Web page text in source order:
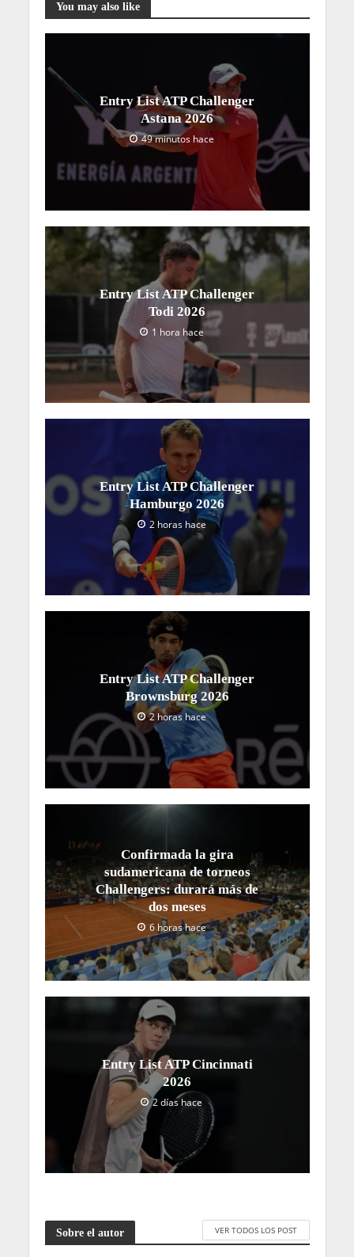
You may also like
Entry List ATP Challenger
Astana 2026
49 minutos hace
Entry List ATP Challenger
Todi 2026
1 hora hace
Entry List ATP Challenger
Hamburgo 2026
2 horas hace
Entry List ATP Challenger
Brownsburg 2026
2 horas hace
Confirmada la gira
sudamericana de torneos
Challengers: durará más de
dos meses
6 horas hace
Entry List ATP Cincinnati
2026
2 días hace
Sobre el autor VER TODOS LOS POST